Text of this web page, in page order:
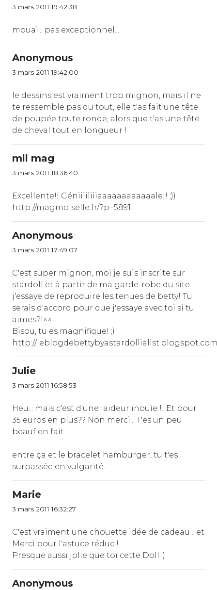
3 mars 2011 19:42:38
mouai... pas exceptionnel...
Anonymous
3 mars 2011 19:42:00
le dessins est vraiment trop mignon, mais il ne
te ressemble pas du tout, elle t'as fait une tête
de poupée toute ronde, alors que t'as une tête
de cheval tout en longueur !
mll mag
3 mars 2011 18:36:40
Excellente!! Géniiiiiiiiaaaaaaaaaaaale!! ;))
http://magmoiselle.fr/?p=5891
Anonymous
3 mars 2011 17:49:07
C'est super mignon, moi je suis inscrite sur
stardoll et à partir de ma garde-robe du site
j'essaye de reproduire les tenues de betty! Tu
serais d'accord pour que j'essaye avec toi si tu
aimes?!^^
Bisou, tu es magnifique! ;)
http://
Julie
3 mars 2011 16:58:53
Heu... mais c'est d'une laideur inouïe !! Et pour
35 euros en plus?? Non merci... T'es un peu
beauf en fait.
entre ça et le bracelet hamburger, tu t'es
surpassée en vulgarité...
Marie
3 mars 2011 16:32:27
C'est vraiment une chouette idée de cadeau ! et
Merci pour l'astuce réduc !
Presque aussi jolie que toi cette Doll :)
Anonymous